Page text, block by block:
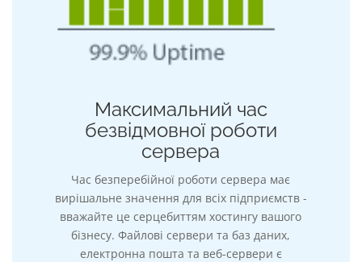
Максимальний час
безвідмовної роботи
сервера
Час безперебійної роботи сервера має
вирішальне значення для всіх підприємств -
вважайте це серцебиттям хостингу вашого
бізнесу. Файлові сервери та баз даних,
електронна пошта та веб-сервери є